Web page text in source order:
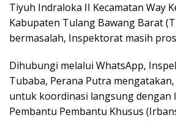
Tiyuh Indraloka II Kecamatan Way
Kabupaten Tulang Bawang Barat
bermasalah, Inspektorat masih
Dihubungi melalui WhatsApp,
Tubaba, Perana Putra
untuk koordinasi langsung dengan
Pembantu Pembantu Khusus